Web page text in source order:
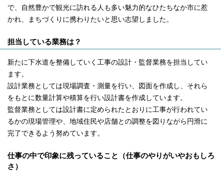
で、自然豊かで観光に訪れる人も多い魅力的なひたちなか市に惹
かれ、まちづくりに携わりたいと思い志望しました。
担当している業務は？
新たに下水道を整備していく工事の設計・監督業務を担当してい
ます。
設計業務としては現場調査・測量を行い、図面を作成し、それら
をもとに数量計算や積算を行い設計書を作成しています。
監督業務としては設計書に定められたとおりに工事が行われてい
るかの現場管理や、地域住民や店舗との調整を図りながら円滑に
完了できるよう努めています。
仕事の中で印象に残っていること（仕事のやりがいやおもしろ
さ）